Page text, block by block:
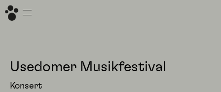
Usedomer Musikfestival
Konsert